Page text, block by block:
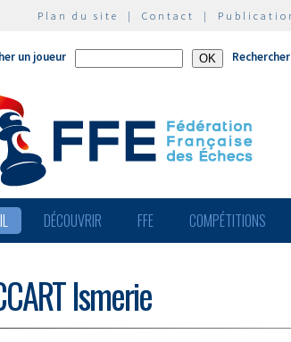
Plan du site | Contact |
un joueur
DÉCOUVRIR FFE COMPÉTITIONS
Ismerie